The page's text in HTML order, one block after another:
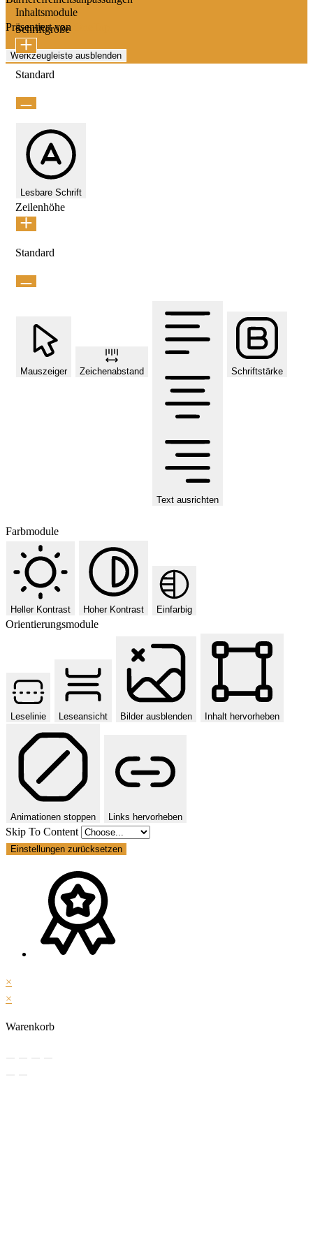
Präsentiert von
Werkzeugleiste ausblenden
Inhaltsmodule
Schriftgröße
Standard
Lesbare Schrift
Zeilenhöhe
Standard
Mauszeiger Zeichenabstand
Text ausrichten
Schriftstärke
Farbmodule
Heller Kontrast Hoher Kontrast Einfarbig
Orientierungsmodule
Leselinie Leseansicht Bilder ausblenden Inhalt hervorheben
Animationen stoppen Links hervorheben
Skip To Content
Einstellungen zurücksetzen
×
×
Warenkorb